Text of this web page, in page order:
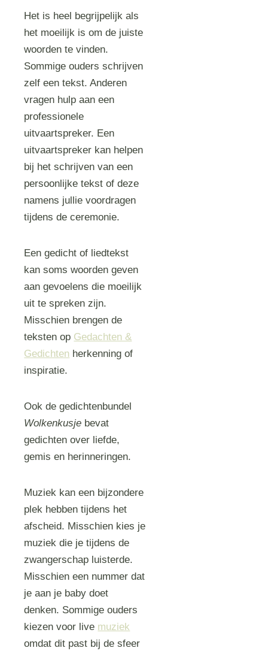
Het is heel begrijpelijk als
het moeilijk is om de juiste
woorden te vinden.
Sommige ouders schrijven
zelf een tekst. Anderen
vragen hulp aan een
professionele
uitvaartspreker. Een
uitvaartspreker kan helpen
bij het schrijven van een
persoonlijke tekst of deze
namens jullie voordragen
tijdens de ceremonie.
Een gedicht of liedtekst
kan soms woorden geven
aan gevoelens die moeilijk
uit te spreken zijn.
Misschien brengen de
teksten op Gedachten &
Gedichten herkenning of
inspiratie.
Ook de gedichtenbundel
Wolkenkusje bevat
gedichten over liefde,
gemis en herinneringen.
Muziek kan een bijzondere
plek hebben tijdens het
afscheid. Misschien kies je
muziek die je tijdens de
zwangerschap luisterde.
Misschien een nummer dat
je aan je baby doet
denken. Sommige ouders
kiezen voor live muziek
omdat dit past bij de sfeer